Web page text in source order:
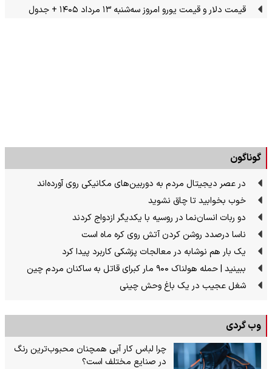
قیمت دلار و قیمت یورو امروز سه‌شنبه ۱۳ مرداد ۱۴۰۵ + جدول
گوناگون
در عصر دیجیتال مردم به دوربین‌های مکانیکی روی آورده‌اند
خوب بخوابید تا چاق نشوید
دو ربات انسان‌نما در روسیه با یکدیگر ازدواج کردند
ناسا درصدد روشن کردن آتش روی کره ماه است
یک بار هم نوشابه در معالجات پزشکی کاربرد پیدا کرد
ببینید | حمله هولناک ۹۰۰ مار کبرای قاتل به ساکنان مردم چین
شغل عجیب در یک باغ وحش چینی
وب گردی
چرا لباس کار آبی همچنان محبوب‌ترین رنگ
در صنایع مختلف است؟